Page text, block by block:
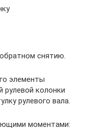
снятию.
элементы
рулевой колонки
рулевого вала.
моментами: